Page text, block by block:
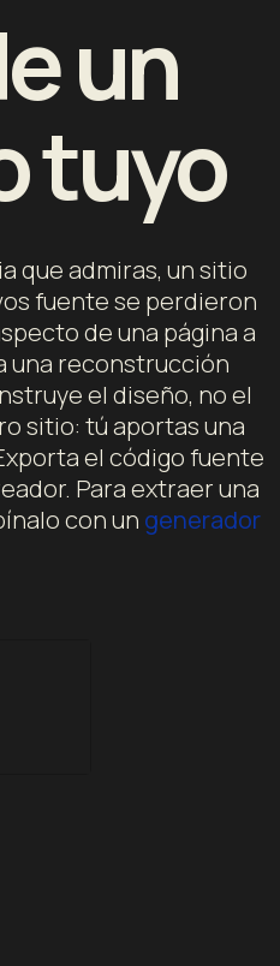
un
tuyo
que admiras, un sitio
fuente se perdieron
de una página a
una reconstrucción
el diseño, no el
sitio: tú aportas una
el código fuente
Para extraer una
con un generador